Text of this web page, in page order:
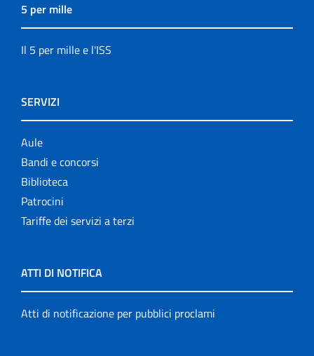
5 per mille
Il 5 per mille e l'ISS
SERVIZI
Aule
Bandi e concorsi
Biblioteca
Patrocini
Tariffe dei servizi a terzi
ATTI DI NOTIFICA
Atti di notificazione per pubblici proclami